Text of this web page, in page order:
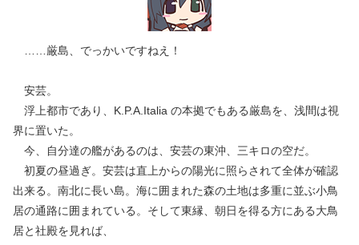
……厳島、でっかいですねえ！
安芸。
浮上都市であり、K.P.A.Italia の本拠でもある厳島を、浅間は視
界に置いた。
今、自分達の艦があるのは、安芸の東沖、三キロの空だ。
初夏の昼過ぎ。安芸は直上からの陽光に照らされて全体が確認
出来る。南北に長い島。海に囲まれた森の土地は多重に並ぶ小鳥
居の通路に囲まれている。そして東縁、朝日を得る方にある大鳥
居と社殿を見れば、